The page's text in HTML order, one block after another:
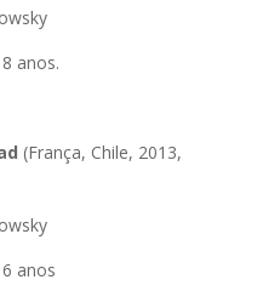
anos.
(França, Chile, 2013,
anos